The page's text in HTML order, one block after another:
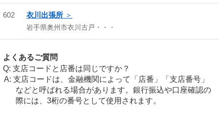
602 衣川出張所
岩手県奥州市衣川古戸・・・
よくあるご質問
支店コードと店番は同じですか？
支店コードは、金融機関によって「店番」「支店番号」
などと呼ばれる場合があります。銀行振込や口座確認の
際には、3桁の番号として使用されます。